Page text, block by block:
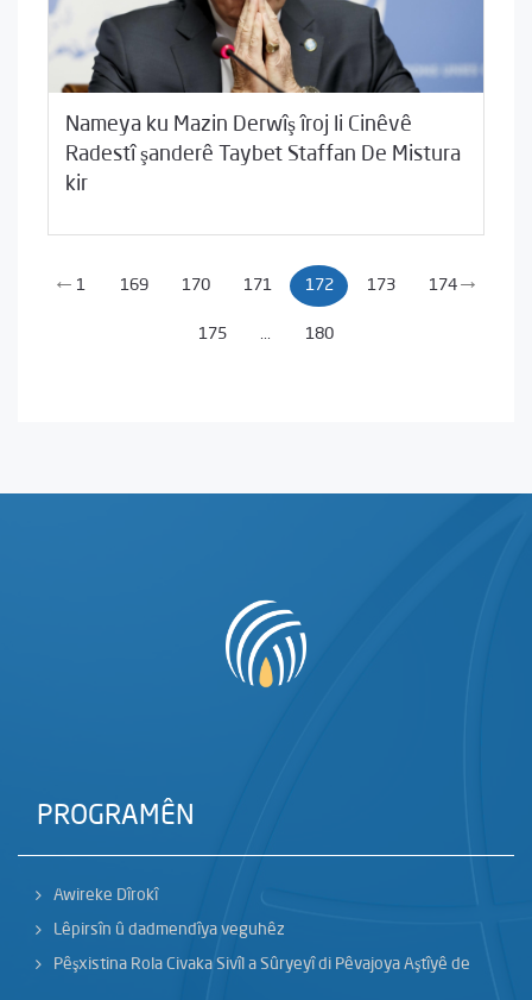
Nameya ku Mazin Derwîş îroj li Cinêvê
Radestî şanderê Taybet Staffan De Mistura
kir
scmadmin
02/05/2016
/Beyannameyên SCMê 0 Comments
← 1 169 170 171 172 173 174
175 180
→
PROGRAMÊN
Awireke Dîrokî
Lêpirsîn û dadmendîya veguhêz
Pêşxistina Rola Civaka Sivîl a Sûryeyî di Pêvajoya Aştîyê de